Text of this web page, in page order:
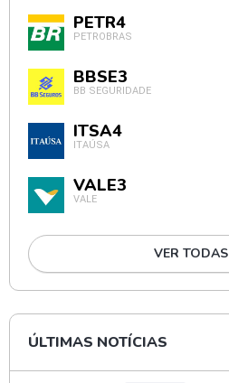
PETR4
PETROBRAS
BBSE3
BB SEGURIDADE
ITSA4
ITAÚSA
VALE3
VALE
VER TODAS
ÚLTIMAS NOTÍCIAS